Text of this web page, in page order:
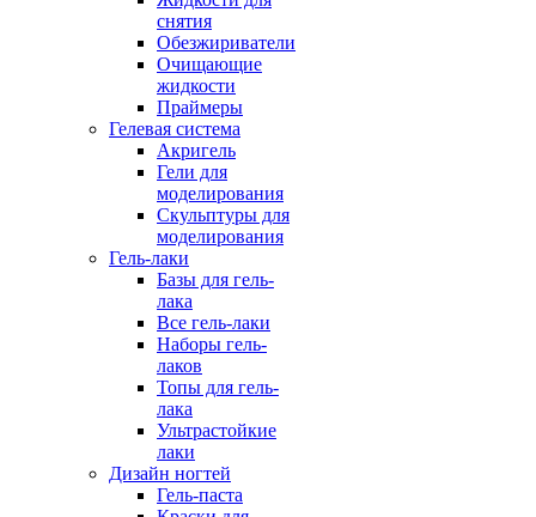
снятия
Обезжириватели
Очищающие
жидкости
Праймеры
Гелевая система
Акригель
Гели для
моделирования
Скульптуры для
моделирования
Гель-лаки
Базы для гель-
лака
Все гель-лаки
Наборы гель-
лаков
Топы для гель-
лака
Ультрастойкие
лаки
Дизайн ногтей
Гель-паста